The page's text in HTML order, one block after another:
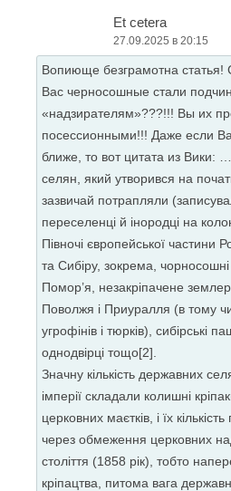
Et cetera
27.09.2025 в 20:15
Вопиюще безграмотна статья!
Вас черносошные стали
«надзирателям»???!!! Вы их
посессионными!!! Даже если
ближе, то вот цитата из Вики:
селян, який утворився на
зазвичай потрапляли
переселенці й інородці на
Півночі європейської частини
та Сибіру, зокрема,
Помор’я, незакріпачене
Поволжя і Приуралля (в тому
угрофінів і тюрків), сибірські
однодвірці тощо[2].
Значну кількість державних
імперії складали колишні
церковних маєтків, і їх
через обмеження церковних
століття (1858 рік), тобто
кріпацтва, питома вага